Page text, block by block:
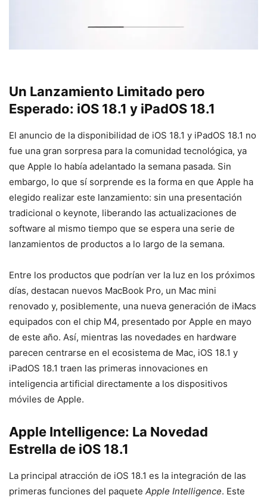
Un Lanzamiento Limitado pero
Esperado: iOS 18.1 y iPadOS 18.1
El anuncio de la disponibilidad de iOS 18.1 y iPadOS 18.1 no
fue una gran sorpresa para la comunidad tecnológica, ya
que Apple lo había adelantado la semana pasada. Sin
embargo, lo que sí sorprende es la forma en que Apple ha
elegido realizar este lanzamiento: sin una presentación
tradicional o keynote, liberando las actualizaciones de
software al mismo tiempo que se espera una serie de
lanzamientos de productos a lo largo de la semana.
Entre los productos que podrían ver la luz en los próximos
días, destacan nuevos MacBook Pro, un Mac mini
renovado y, posiblemente, una nueva generación de iMacs
equipados con el chip M4, presentado por Apple en mayo
de este año. Así, mientras las novedades en hardware
parecen centrarse en el ecosistema de Mac, iOS 18.1 y
iPadOS 18.1 traen las primeras innovaciones en
inteligencia artificial directamente a los dispositivos
móviles de Apple.
Apple Intelligence: La Novedad
Estrella de iOS 18.1
La principal atracción de iOS 18.1 es la integración de las
primeras funciones del paquete Apple Intelligence. Este